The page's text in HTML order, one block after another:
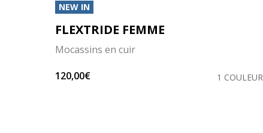
NEW IN
FLEXTRIDE FEMME
Mocassins en cuir
120,00€
1 COULEUR